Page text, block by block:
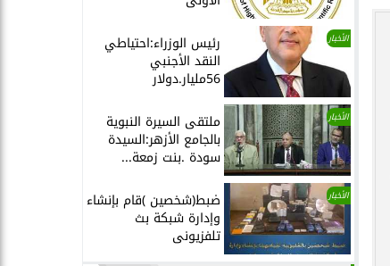
الأخبار رئيس الوزراء:احتياطي
النقد الأجنبي
56مليار.دولار
الأخبار ملتقى السيرة النبوية
بالجامع الأزهر:السيدة
سودة .بنت زمعة...
الأخبار ضبط(شخصين )قام بإنشاء
وإدارة شبكة بث
تلفزيونى